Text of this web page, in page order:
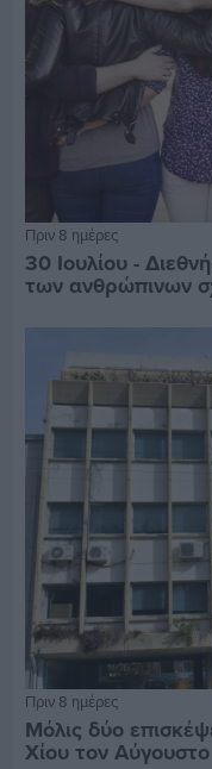
Πριν 8 ημέρες
30 Ιουλίου -
των ανθρώπινων
Πριν 8 ημέρες
Μόλις δύο
Χίου τον Αύγουστο